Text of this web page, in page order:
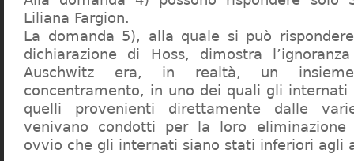
Liliana Fargion.
La domanda 5), alla quale si può
dichiarazione di Hoss, dimostra
Auschwitz era, in realtà, un
concentramento, in uno dei quali gli
quelli provenienti direttamente dalle
venivano condotti per la loro eliminazione
ovvio che gli internati siano stati inferiori agli